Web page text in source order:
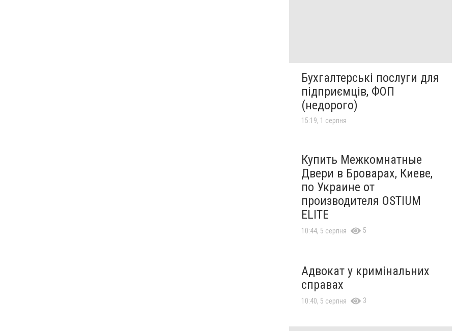
Бухгалтерські послуги для
підприємців, ФОП
(недорого)
15:19, 1 серпня
Купить Межкомнатные
Двери в Броварах, Киеве,
по Украине от
производителя OSTIUM
ELITE
10:44, 5 серпня 5
Адвокат у кримінальних
справах
10:40, 5 серпня 3